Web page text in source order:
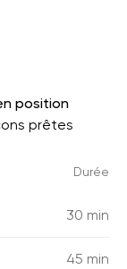
position
prêtes
Durée
30 min
45 min